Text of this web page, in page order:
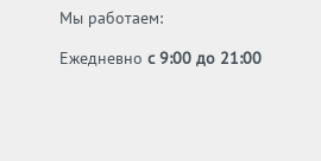
Мы работаем:
Ежедневнос 9:00 до 21:00